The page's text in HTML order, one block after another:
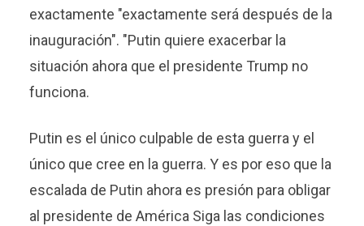
exactamente "exactamente será después de la
inauguración". "Putin quiere exacerbar la
situación ahora que el presidente Trump no
funciona.
Putin es el único culpable de esta guerra y el
único que cree en la guerra. Y es por eso que la
escalada de Putin ahora es presión para obligar
al presidente de América Siga las condiciones